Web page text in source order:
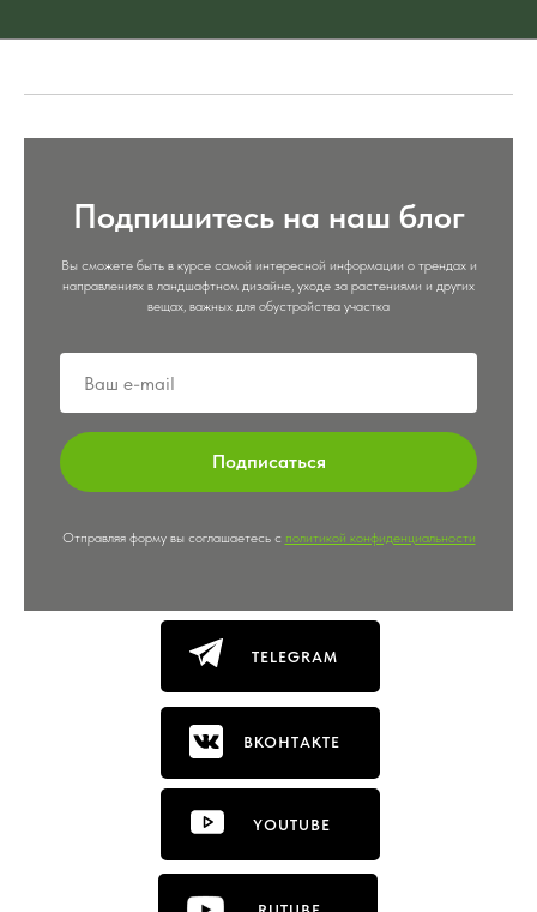
Подпишитесь на наш блог
Вы сможете быть в курсе самой интересной информации о трендах и
направлениях в ландшафтном дизайне, уходе за растениями и других
вещах, важных для обустройства участка
Подписаться
Отправляя форму вы соглашаетесь с политикой конфиденциальности
TELEGRAM
YOUTUBE
ВКОНТАКТЕ